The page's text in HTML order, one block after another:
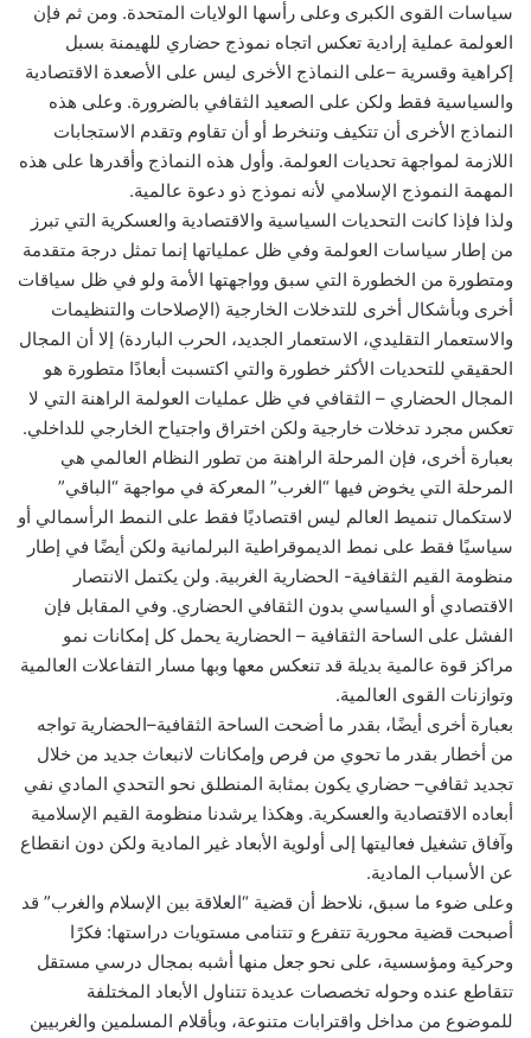
سياسات القوى الكبرى وعلى رأسها الولايات المتحدة. ومن ثم فإن
العولمة عملية إرادية تعكس اتجاه نموذج حضاري للهيمنة بسبل
إكراهية وقسرية –على النماذج الأخرى ليس على الأصعدة الاقتصادية
والسياسية فقط ولكن على الصعيد الثقافي بالضرورة. وعلى هذه
النماذج الأخرى أن تتكيف وتنخرط أو أن تقاوم وتقدم الاستجابات
اللازمة لمواجهة تحديات العولمة. وأول هذه النماذج وأقدرها على هذه
المهمة النموذج الإسلامي لأنه نموذج ذو دعوة عالمية.
ولذا فإذا كانت التحديات السياسية والاقتصادية والعسكرية التي تبرز
من إطار سياسات العولمة وفي ظل عملياتها إنما تمثل درجة متقدمة
ومتطورة من الخطورة التي سبق وواجهتها الأمة ولو في ظل سياقات
أخرى وبأشكال أخرى للتدخلات الخارجية (الإصلاحات والتنظيمات
والاستعمار التقليدي، الاستعمار الجديد، الحرب الباردة) إلا أن المجال
الحقيقي للتحديات الأكثر خطورة والتي اكتسبت أبعادًا متطورة هو
المجال الحضاري – الثقافي في ظل عمليات العولمة الراهنة التي لا
تعكس مجرد تدخلات خارجية ولكن اختراق واجتياح الخارجي للداخلي.
بعبارة أخرى، فإن المرحلة الراهنة من تطور النظام العالمي هي
المرحلة التي يخوض فيها “الغرب” المعركة في مواجهة “الباقي”
لاستكمال تنميط العالم ليس اقتصاديًا فقط على النمط الرأسمالي أو
سياسيًا فقط على نمط الديموقراطية البرلمانية ولكن أيضًا في إطار
منظومة القيم الثقافية- الحضارية الغربية. ولن يكتمل الانتصار
الاقتصادي أو السياسي بدون الثقافي الحضاري. وفي المقابل فإن
الفشل على الساحة الثقافية – الحضارية يحمل كل إمكانات نمو
مراكز قوة عالمية بديلة قد تنعكس معها وبها مسار التفاعلات العالمية
وتوازنات القوى العالمية.
بعبارة أخرى أيضًا، بقدر ما أضحت الساحة الثقافية–الحضارية تواجه
من أخطار بقدر ما تحوي من فرص وإمكانات لانبعاث جديد من خلال
تجديد ثقافي– حضاري يكون بمثابة المنطلق نحو التحدي المادي نفي
أبعاده الاقتصادية والعسكرية. وهكذا يرشدنا منظومة القيم الإسلامية
وآفاق تشغيل فعاليتها إلى أولوية الأبعاد غير المادية ولكن دون انقطاع
عن الأسباب المادية.
وعلى ضوء ما سبق، نلاحظ أن قضية “العلاقة بين الإسلام والغرب” قد
أصبحت قضية محورية تتفرع و تتنامى مستويات دراستها: فكرًا
وحركية ومؤسسية، على نحو جعل منها أشبه بمجال درسي مستقل
تتقاطع عنده وحوله تخصصات عديدة تتناول الأبعاد المختلفة
للموضوع من مداخل واقترابات متنوعة، وبأقلام المسلمين والغربيين